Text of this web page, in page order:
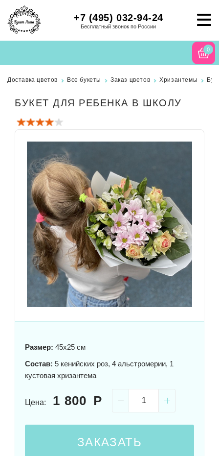
+7 (495) 032-94-24
Бесплатный звонок по России
0
Доставка цветов Все букеты Заказ цветов Хризантемы
БУКЕТ ДЛЯ РЕБЕНКА В ШКОЛУ
Размер: 45x25 см
Состав: 5 кенийских роз, 4 альстромерии, 1
кустовая хризантема
Цена: 1 800
ЗАКАЗАТЬ